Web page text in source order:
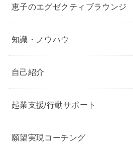
恵子のエグゼクティブラウンジ
知識・ノウハウ
自己紹介
起業支援/行動サポート
願望実現コーチング